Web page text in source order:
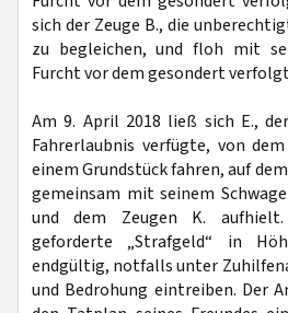
sich der Zeuge B., die
zu begleichen, und floh mit
Furcht vor dem gesondert
Am 9. April 2018 ließ sich E.,
Fahrerlaubnis verfügte, von
einem Grundstück fahren, auf
gemeinsam mit seinem
und dem Zeugen K.
geforderte „Strafgeld“ in
endgültig, notfalls unter
und Bedrohung eintreiben. Der